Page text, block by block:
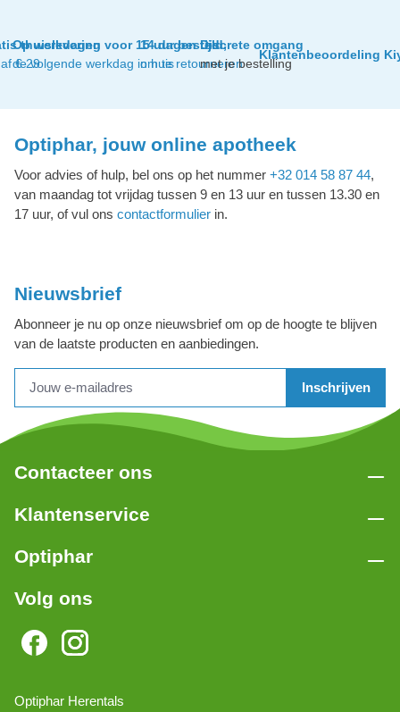
thuislevering
€ 29
Op werkdagen voor 15 uur besteld,
de volgende werkdag in huis
14 dagen tijd
om te retourneren
Discrete omgang
met je bestelling
Klantenbeoordeling
Optiphar, jouw online apotheek
Voor advies of hulp, bel ons op het nummer +32 014 58 87 44,
van maandag tot vrijdag tussen 9 en 13 uur en tussen 13.30 en
17 uur, of vul ons contactformulier in.
Nieuwsbrief
Abonneer je nu op onze nieuwsbrief om op de hoogte te blijven
van de laatste producten en aanbiedingen.
Inschrijven
Contacteer ons
Klantenservice
Optiphar
Volg ons
Optiphar Herentals